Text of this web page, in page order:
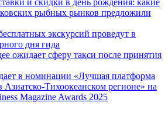
рыбных рынков предложили
экскурсий проведут в
дня гида
ожидает сферу такси после принятия
в номинации «Лучшая платформа
Азиатско-Тихоокеанском регионе» на
Magazine Awards 2025